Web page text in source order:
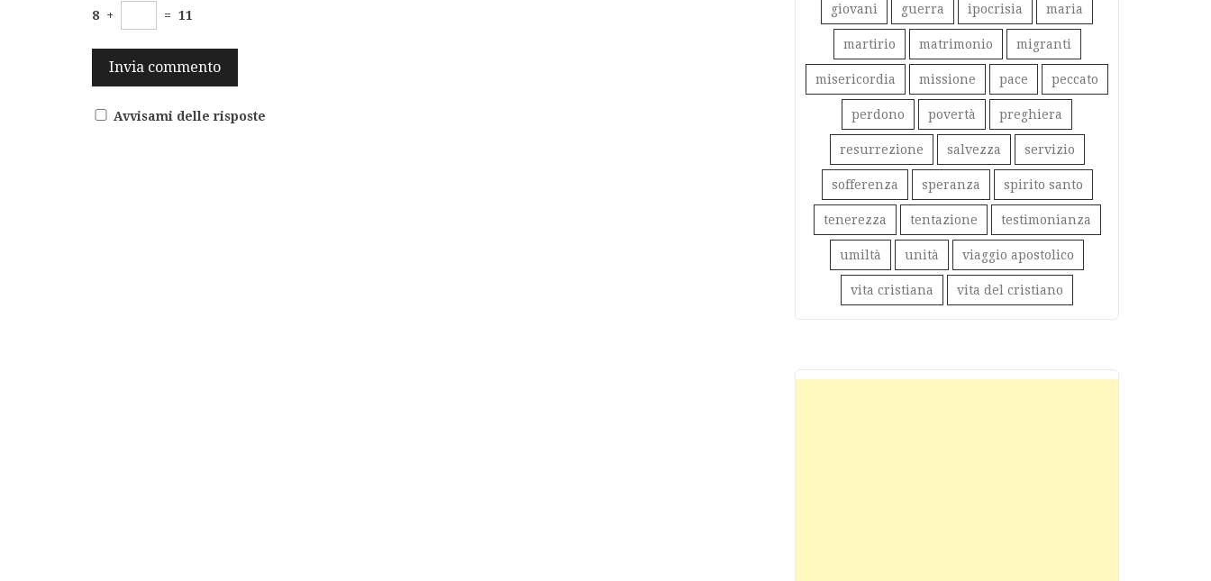
8 + = 11
Avvisami delle risposte
giovani guerra ipocrisia maria
martirio matrimonio migranti
misericordia missione pace peccato
perdono povertà preghiera
resurrezione salvezza servizio
sofferenza speranza spirito santo
tenerezza tentazione testimonianza
umiltà unità viaggio apostolico
vita cristiana vita del cristiano